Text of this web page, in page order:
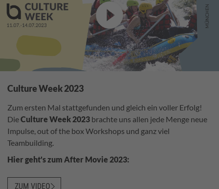
Culture Week 2023
Zum ersten Mal stattgefunden und gleich ein voller Erfolg!
DieCulture Week 2023 brachte uns allen jede Menge neue
Impulse, out of the box Workshops und ganz viel
Teambuilding.
Hier geht's zum After Movie 2023:
ZUM VIDEO